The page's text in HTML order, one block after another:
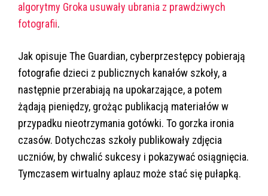
algorytmy Groka usuwały ubrania z prawdziwych
fotografii.
Jak opisuje The Guardian, cyberprzestępcy pobierają
fotografie dzieci z publicznych kanałów szkoły, a
następnie przerabiają na upokarzające, a potem
żądają pieniędzy, grożąc publikacją materiałów w
przypadku nieotrzymania gotówki. To gorzka ironia
czasów. Dotychczas szkoły publikowały zdjęcia
uczniów, by chwalić sukcesy i pokazywać osiągnięcia.
Tymczasem wirtualny aplauz może stać się pułapką.